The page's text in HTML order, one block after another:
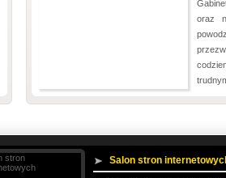
oraz
Salon stron